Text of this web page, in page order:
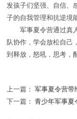
发孩子们坚强、自信、
子的自我管理和抗逆境
军事夏令营通过真人
队协作，学会放松自己
到释放，怒吼，思考，
上一篇： 军事夏令营带
下一篇： 青少年军事夏